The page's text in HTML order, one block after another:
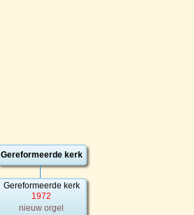
Gereformeerde kerk
Gereformeerde kerk
1972
nieuw orgel